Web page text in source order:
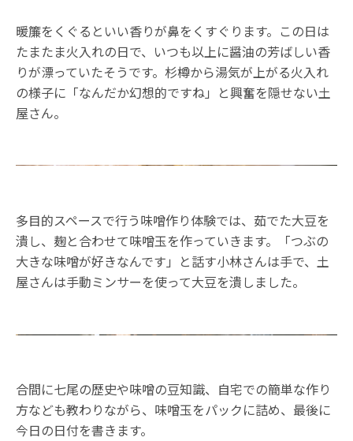
暖簾をくぐるといい香りが鼻をくすぐります。この日は
たまたま火入れの日で、いつも以上に醤油の芳ばしい香
りが漂っていたそうです。杉樽から湯気が上がる火入れ
の様子に「なんだか幻想的ですね」と興奮を隠せない土
屋さん。
多目的スペースで行う味噌作り体験では、茹でた大豆を
潰し、麹と合わせて味噌玉を作っていきます。「つぶの
大きな味噌が好きなんです」と話す小林さんは手で、土
屋さんは手動ミンサーを使って大豆を潰しました。
合間に七尾の歴史や味噌の豆知識、自宅での簡単な作り
方なども教わりながら、味噌玉をパックに詰め、最後に
今日の日付を書きます。